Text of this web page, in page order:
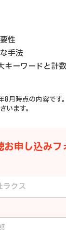
性
手法
キーワードと計
月時点の内容です
います。
お申し込みフ